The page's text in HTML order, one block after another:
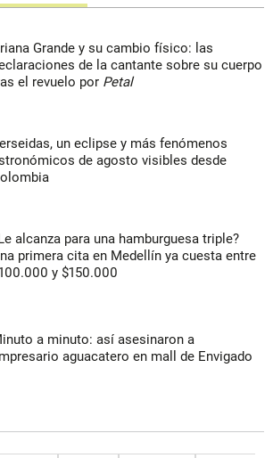
Grande y su cambio físico: las
de la cantante sobre su cuerpo
el revuelo por Petal
un eclipse y más fenómenos
de agosto visibles desde
alcanza para una hamburguesa triple?
primera cita en Medellín ya cuesta entre
y $150.000
a minuto: así asesinaron a
aguacatero en mall de Envigado